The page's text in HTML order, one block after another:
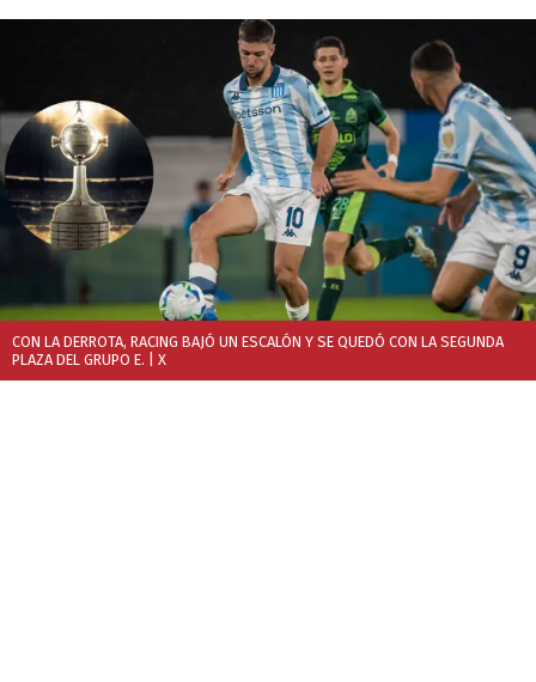
CON LA DERROTA, RACING BAJÓ UN ESCALÓN Y SE QUEDÓ CON LA SEGUNDA
PLAZA DEL GRUPO E. | X